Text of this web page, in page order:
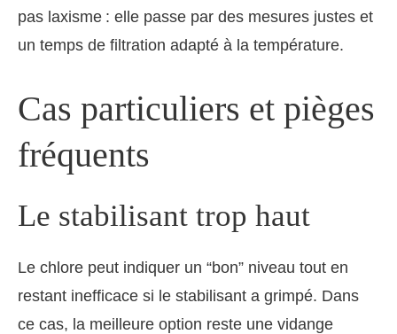
pas laxisme : elle passe par des mesures justes et
un temps de filtration adapté à la température.
Cas particuliers et pièges
fréquents
Le stabilisant trop haut
Le chlore peut indiquer un “bon” niveau tout en
restant inefficace si le stabilisant a grimpé. Dans
ce cas, la meilleure option reste une vidange